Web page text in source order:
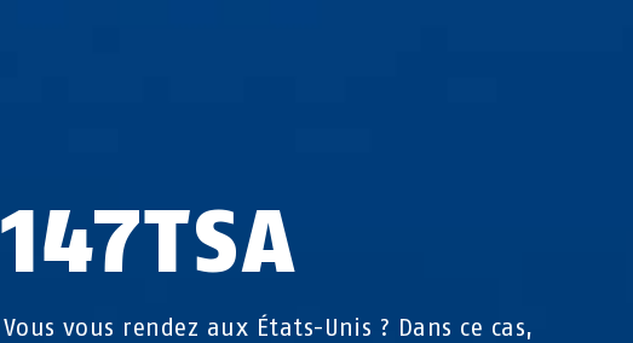
147TSA
Vous vous rendez aux États-Unis ? Dans ce cas,